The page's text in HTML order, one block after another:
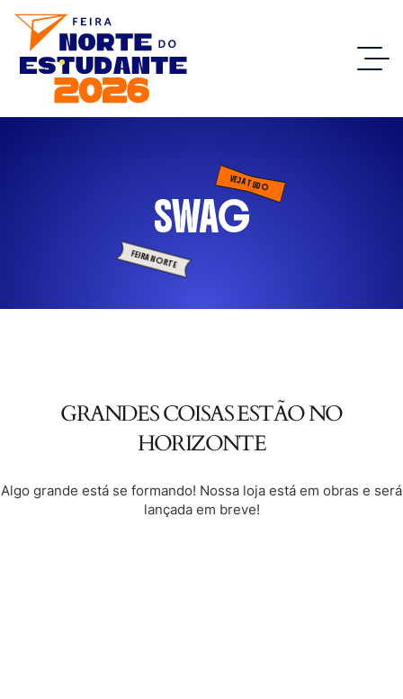
FEIRA NORTE
VEJA TUDO
SWAG
GRANDES COISAS ESTÃO NO
HORIZONTE
Algo grande está se formando! Nossa loja está em obras e será
lançada em breve!